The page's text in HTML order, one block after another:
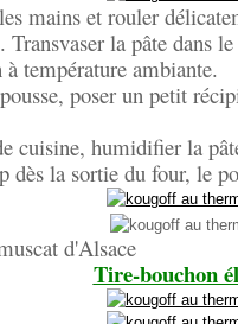
mains et rouler
Transvaser la pâte dans
à température ambiante.
poser un petit
cuisine, humidifier la
dès la sortie du four, le
d'Alsace
Tire-bouchon